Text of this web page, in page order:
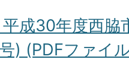
成30年度西脇
) (PDFファイ